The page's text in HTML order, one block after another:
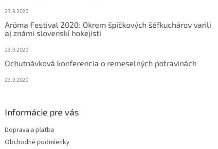
23.9.2020
Aróma Festival 2020: Okrem špičkových šéfkuchárov varili
aj známi slovenskí hokejisti
23.9.2020
Ochutnávková konferencia o remeselných potravinách
23.9.2020
Informácie pre vás
Doprava a platba
Obchodné podmienky